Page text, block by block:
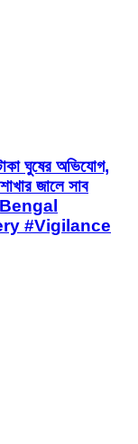
ঘুষের অভিযোগ,
জালে সাব
#Vigilance